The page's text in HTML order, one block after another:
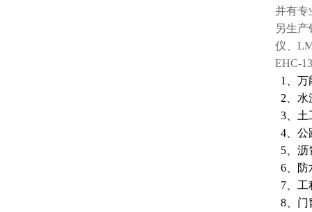
并有专
另生产
仪、
EHC-
1、
2、水
3、土
4、公
5、沥
6、防
7、工
8、门